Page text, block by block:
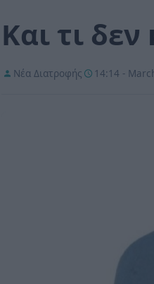
Και τι
Νέα Διατροφής 14:14 -